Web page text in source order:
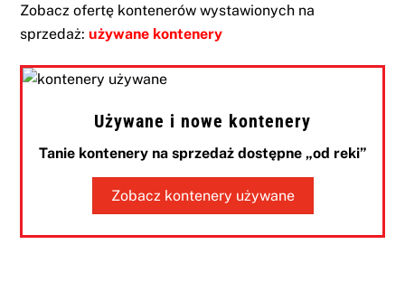
Zobacz ofertę kontenerów wystawionych na
sprzedaż:używane kontenery
Używane i nowe kontenery
Tanie kontenery na sprzedaż dostępne „od reki”
Zobacz kontenery używane